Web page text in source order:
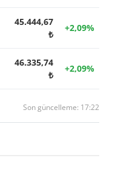
45.444,67
₺
+2,09%
46.335,74
₺
+2,09%
Son güncelleme: 17:22